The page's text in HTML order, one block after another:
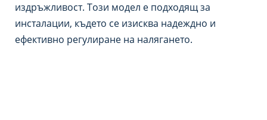
издръжливост. Този модел е подходящ за
инсталации, където се изисква надеждно и
ефективно регулиране на налягането.